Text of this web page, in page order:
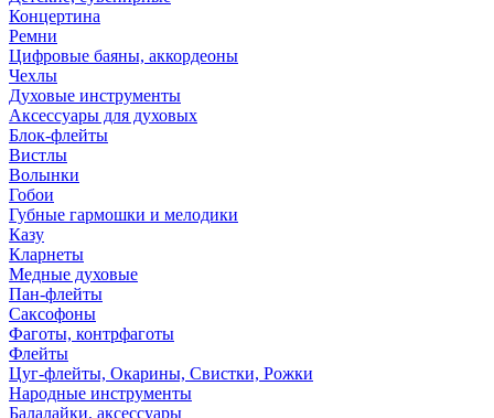
Концертина
Ремни
Цифровые баяны, аккордеоны
Чехлы
Духовые инструменты
Аксессуары для духовых
Блок-флейты
Вистлы
Волынки
Гобои
Губные гармошки и мелодики
Казу
Кларнеты
Медные духовые
Пан-флейты
Саксофоны
Фаготы, контрфаготы
Флейты
Цуг-флейты, Окарины, Свистки, Рожки
Народные инструменты
Балалайки, аксессуары